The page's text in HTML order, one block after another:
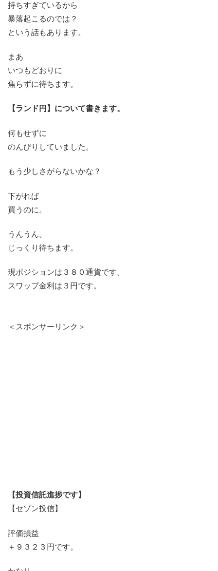
持ちすぎているから
暴落起こるのでは？
という話もあります。
まあ
いつもどおりに
焦らずに待ちます。
【ランド円】について書きます。
何もせずに
のんびりしていました。
もう少しさがらないかな？
下がれば
買うのに。
うんうん。
じっくり待ちます。
現ポジションは３８０通貨です。
スワップ金利は３円です。
＜スポンサーリンク＞
【投資信託進捗です】
【セゾン投信】
評価損益
＋９３２３円です。